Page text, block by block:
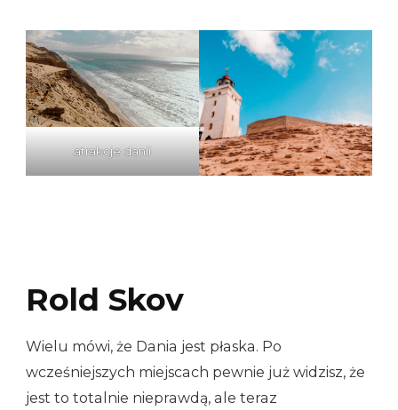
atrakcje danii
Rold Skov
Wielu mówi, że Dania jest płaska. Po
wcześniejszych miejscach pewnie już widzisz, że
jest to totalnie nieprawdą, ale teraz